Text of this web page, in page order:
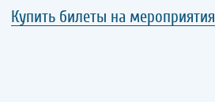
Купить билеты на мероприятия